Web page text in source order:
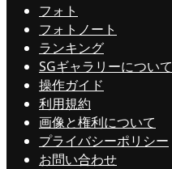
フォト
フォトノート
ランキング
SGギャラリーについて
操作ガイド
利用規約
画像と権利について
プライバシーポリシー
お問い合わせ